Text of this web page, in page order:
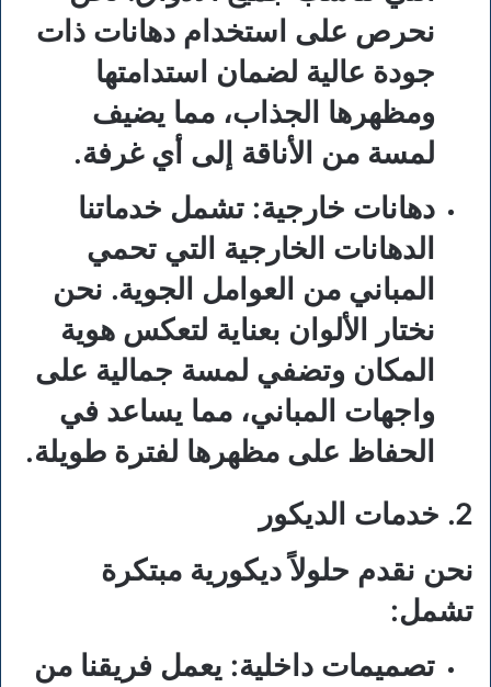
نحرص على استخدام دهانات ذات
جودة عالية لضمان استدامتها
ومظهرها الجذاب، مما يضيف
لمسة من الأناقة إلى أي غرفة.
دهانات خارجية: تشمل خدماتنا
الدهانات الخارجية التي تحمي
المباني من العوامل الجوية. نحن
نختار الألوان بعناية لتعكس هوية
المكان وتضفي لمسة جمالية على
واجهات المباني، مما يساعد في
الحفاظ على مظهرها لفترة طويلة.
2. خدمات الديكور
نحن نقدم حلولاً ديكورية مبتكرة
تشمل:
تصميمات داخلية: يعمل فريقنا من